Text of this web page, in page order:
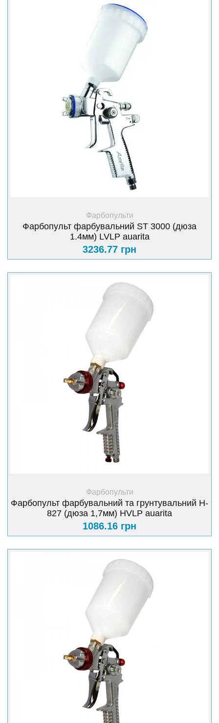
+ Купити
Фарбопульти
Фарбопульт фарбувальний ST 3000 (дюза
1.4мм) LVLP auarita
3236.77 грн
+ Купити
Фарбопульти
Фарбопульт фарбувальний та грунтувальний H-
827 (дюза 1,7мм) HVLP auarita
1086.16 грн